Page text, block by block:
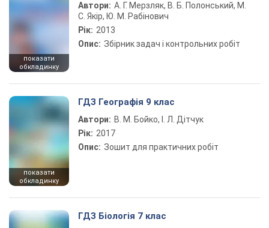
показати
обкладинку
Автори: А. Г. Мерзляк, В. Б. Полонський, М.
С. Якір, Ю. М. Рабінович
Рік: 2013
Опис: Збірник задач і контрольних робіт
показати
обкладинку
ГДЗ Географія 9 клас
Автори: В. М. Бойко, І. Л. Дітчук
Рік: 2017
Опис: Зошит для практичних робіт
ГДЗ Біологія 7 клас